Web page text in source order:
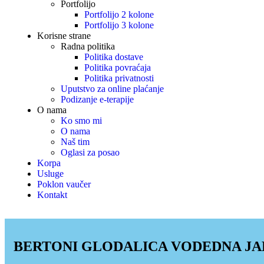
Portfolijo
Portfolijo 2 kolone
Portfolijo 3 kolone
Korisne strane
Radna politika
Politika dostave
Politika povraćaja
Politika privatnosti
Uputstvo za online plaćanje
Podizanje e-terapije
O nama
Ko smo mi
O nama
Naš tim
Oglasi za posao
Korpa
Usluge
Poklon vaučer
Kontakt
BERTONI GLODALICA VODEDNA